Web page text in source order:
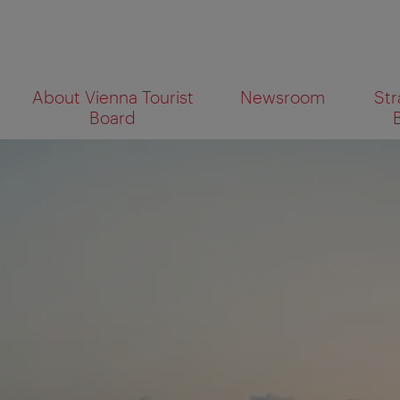
navigation
contents
About Vienna Tourist
Board
Newsroom
What